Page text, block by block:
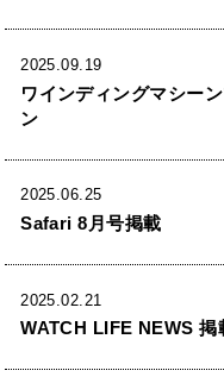
2025.09.19
ワインディングマシー
ン
2025.06.25
Safari 8月号掲載
2025.02.21
WATCH LIFE NEWS 掲